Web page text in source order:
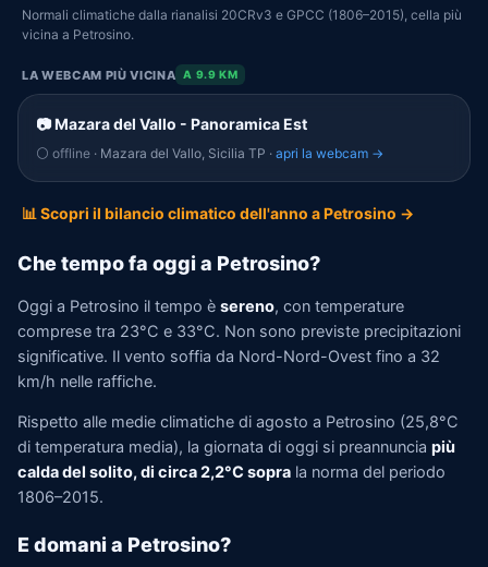
Normali climatiche dalla rianalisi 20CRv3 e GPCC (1806–2015), cella più
vicina a Petrosino.
LA WEBCAM PIÙ VICINA A 9.9 KM
📷 Mazara del Vallo - Panoramica Est
⚪ offline · Mazara del Vallo, Sicilia TP · apri la webcam →
📊 Scopri il bilancio climatico dell'anno a Petrosino →
Che tempo fa oggi a Petrosino?
Oggi a Petrosino il tempo è sereno, con temperature
comprese tra 23°C e 33°C. Non sono previste precipitazioni
significative. Il vento soffia da Nord-Nord-Ovest fino a 32
km/h nelle raffiche.
Rispetto alle medie climatiche di agosto a Petrosino (25,8°C
di temperatura media), la giornata di oggi si preannuncia più
calda del solito, di circa 2,2°C sopra la norma del periodo
1806–2015.
E domani a Petrosino?